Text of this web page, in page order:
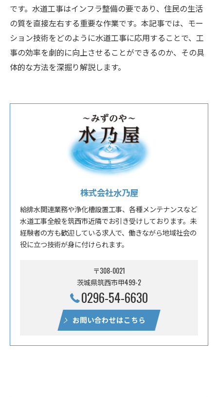
です。水道工事はインフラ整備の要であり、住民の生活
の質を直接左右する重要な作業です。本記事では、モー
ション技術をどのように水道工事に応用することで、工
事の効率を劇的に向上させることができるのか、その具
体的な方法を深掘り解説します。
株式会社水乃屋
給排水関連業務や浄化槽設置工事、各種メンテナンスなど
水道工事全般を筑西市近隣でお引き受けしております。未
経験者の方も歓迎している求人で、働きながら地域社会の
役に立つ技術が身に付けられます。
〒308-0021
茨城県筑西市甲499-2
0296-54-6630
お問い合わせはこちら